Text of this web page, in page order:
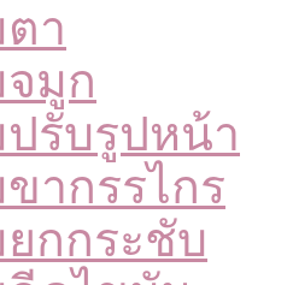
า
มูก
รับรูปหน้า
ากรรไกร
กกระชับ